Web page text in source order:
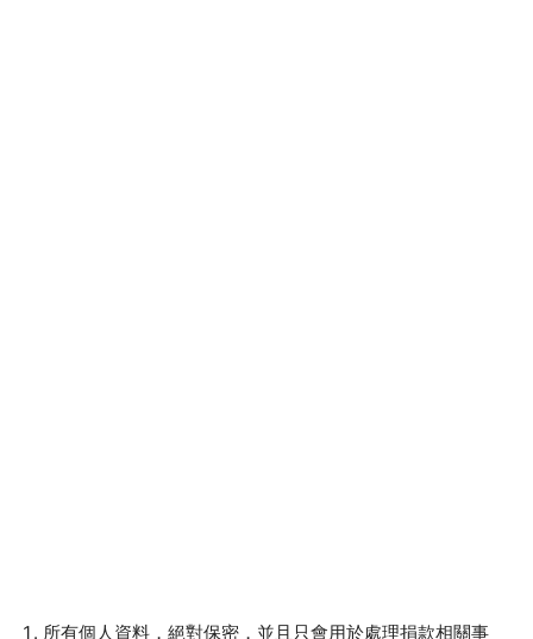
所有個人資料，絕對保密，並且只會用於處理捐款相關事